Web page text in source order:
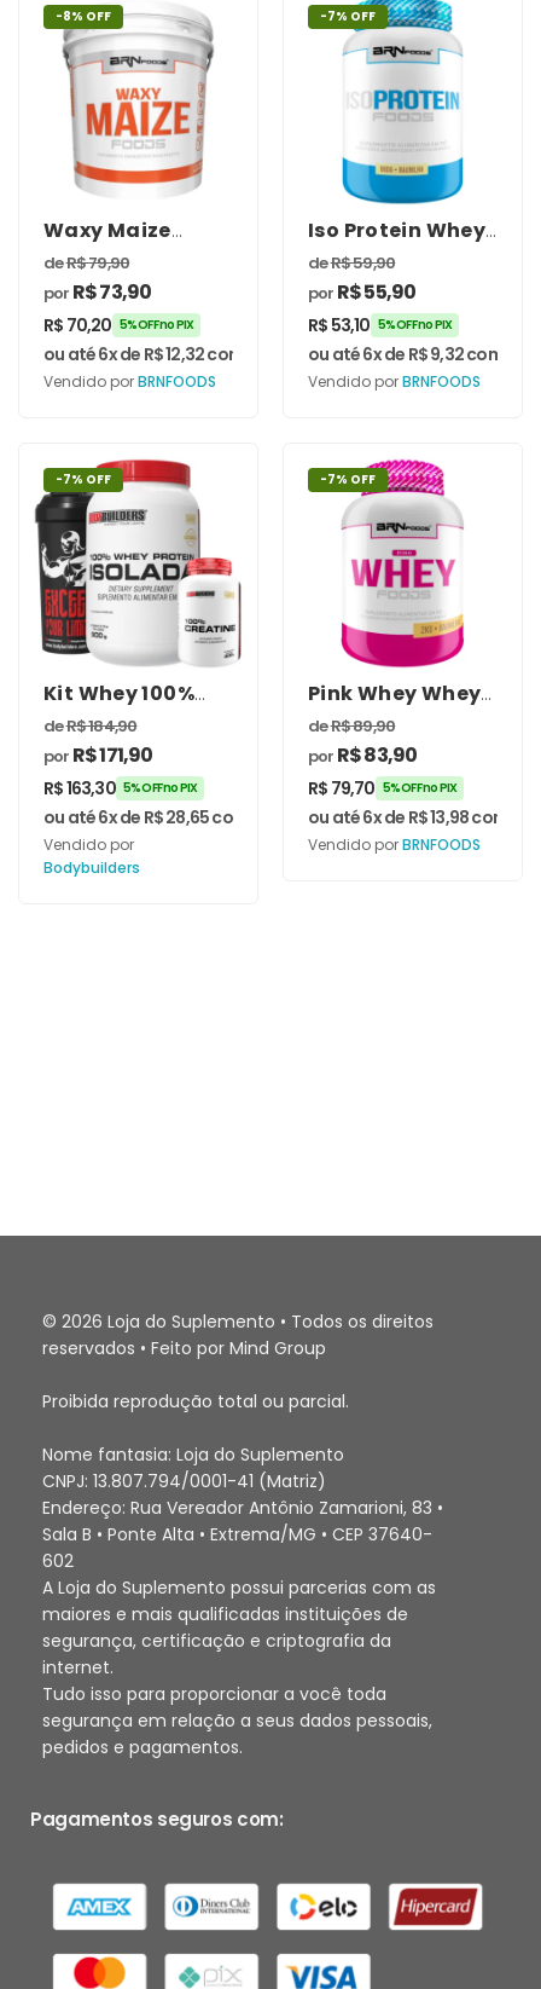
-8% OFF
Waxy Maize
Balde 4kg –
BRNFOODS
deR$79,90
por R$73,90
R$ 70,20 5% OFF no PIX
ou até 6x de R$12,32com juros
Vendido porBRNFOODS
-7% OFF
Iso Protein Whey
Protein 900g –
BRNFOODS
deR$59,90
por R$55,90
R$ 53,10 5% OFF no PIX
ou até 6x de R$9,32com
Vendido porBRNFOODS
-7% OFF
Kit Whey 100%
Isolada 900g +
Creatina 100%
Pura 300g +
Coqueteleira
600ml –
Bodybuilders
deR$184,90
por R$171,90
R$163,30 5% OFF no PIX
ou até 6x de R$28,65com juros
Vendido por
Bodybuilders
-7% OFF
Pink Whey Whey
Protein Feminino
2kg – BRNFOODS
deR$89,90
por R$83,90
R$ 79,70 5% OFF no PIX
ou até 6x de R$13,98com
Vendido porBRNFOODS
© 2026 Loja do Suplemento • Todos os direitos
reservados • Feito por Mind Group
Proibida reprodução total ou parcial.
Nome fantasia: Loja do Suplemento
CNPJ: 13.807.794/0001-41 (Matriz)
Endereço: Rua Vereador Antônio Zamarioni, 83 •
Sala B • Ponte Alta • Extrema/MG • CEP 37640-
602
A Loja do Suplemento possui parcerias com as
maiores e mais qualificadas instituições de
segurança, certificação e criptografia da
internet.
Tudo isso para proporcionar a você toda
segurança em relação a seus dados pessoais,
pedidos e pagamentos.
Pagamentos seguros com: